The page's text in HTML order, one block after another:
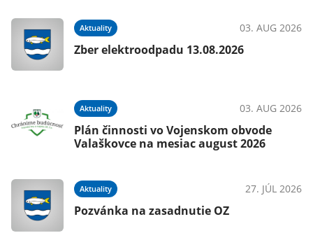
Aktuality 03. AUG 2026
Zber elektroodpadu 13.08.2026
Aktuality 03. AUG 2026
Plán činnosti vo Vojenskom obvode
Valaškovce na mesiac august 2026
Aktuality 27. JÚL 2026
Pozvánka na zasadnutie OZ